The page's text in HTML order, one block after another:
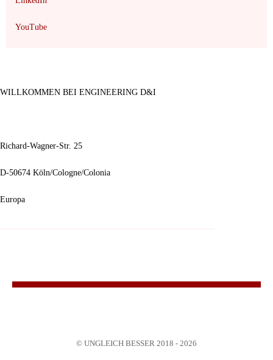
YouTube
WILLKOMMEN BEI ENGINEERING D&I
Richard-Wagner-Str. 25
D-50674 Köln/Cologne/Colonia
Europa
© UNGLEICH BESSER 2018 - 2026